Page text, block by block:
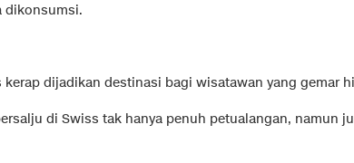
dikonsumsi.
dijadikan destinasi bagi wisatawan yang gemar
di Swiss tak hanya penuh petualangan, namun